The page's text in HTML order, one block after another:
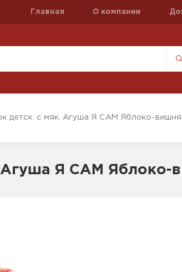
Главная О компании
детск. с мяк. Агуша Я САМ Яблоко-
Агуша Я САМ Яблоко-